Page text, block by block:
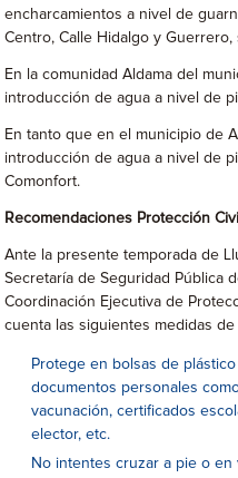
encharcamientos a nivel de
Centro, Calle Hidalgo y
En la comunidad Aldama del
introducción de agua a nivel de
En tanto que en el municipio de
introducción de agua a nivel de
Comonfort.
Recomendaciones Protección
Ante la presente temporada de
Secretaría de Seguridad Pública
Coordinación Ejecutiva de
cuenta las siguientes medidas
Protege en bolsas de
documentos personales
vacunación, certificados
elector, etc.
No intentes cruzar a pie o